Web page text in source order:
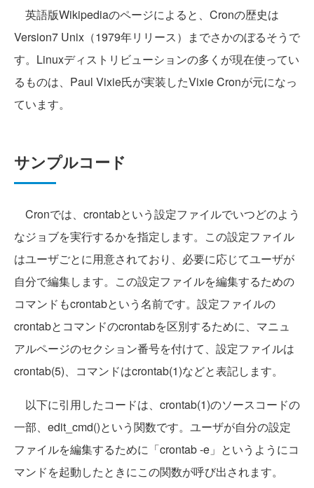
英語版Wikipediaのページによると、Cronの歴史は
Version7 Unix（1979年リリース）までさかのぼるそうで
す。Linuxディストリビューションの多くが現在使ってい
るものは、Paul Vixie氏が実装したVixie Cronが元になっ
ています。
サンプルコード
Cronでは、crontabという設定ファイルでいつどのよう
なジョブを実行するかを指定します。この設定ファイル
はユーザごとに用意されており、必要に応じてユーザが
自分で編集します。この設定ファイルを編集するための
コマンドもcrontabという名前です。設定ファイルの
crontabとコマンドのcrontabを区別するために、マニュ
アルページのセクション番号を付けて、設定ファイルは
crontab(5)、コマンドはcrontab(1)などと表記します。
以下に引用したコードは、crontab(1)のソースコードの
一部、edit_cmd()という関数です。ユーザが自分の設定
ファイルを編集するために「crontab -e」というようにコ
マンドを起動したときにこの関数が呼び出されます。